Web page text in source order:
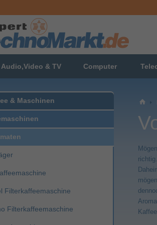
Audio,Video & TV Computer
& Maschinen
Filterkaffeemaschine
Filterkaffeemaschine